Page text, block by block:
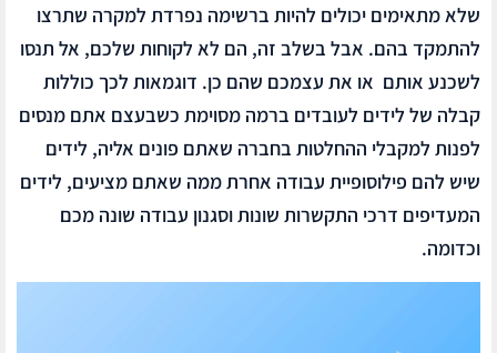
שלא מתאימים יכולים להיות ברשימה נפרדת למקרה שתרצו
להתמקד בהם. אבל בשלב זה, הם לא לקוחות שלכם, אל תנסו
לשכנע אותם או את עצמכם שהם כן. דוגמאות לכך כוללות
קבלה של לידים לעובדים ברמה מסוימת כשבעצם אתם מנסים
לפנות למקבלי ההחלטות בחברה שאתם פונים אליה, לידים
שיש להם פילוסופיית עבודה אחרת ממה שאתם מציעים, לידים
המעדיפים דרכי התקשרות שונות וסגנון עבודה שונה מכם
וכדומה.